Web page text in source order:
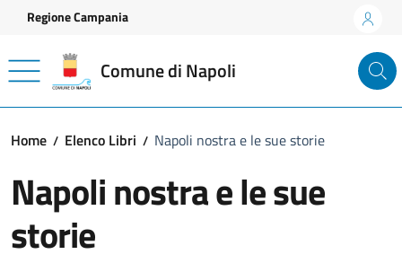
Vai ai contenuti
Vai al footer
Regione Campania
Comune di Napoli
Home Elenco Libri Napoli nostra e le sue storie
Napoli nostra e le sue
storie